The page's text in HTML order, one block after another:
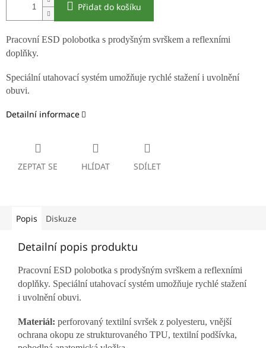
Přidat do košíku
Pracovní ESD polobotka s prodyšným svrškem a reflexními
doplňky.
Speciální utahovací systém umožňuje rychlé stažení i uvolnění
obuvi.
Detailní informace
ZEPTAT SE HLÍDAT SDÍLET
Popis Diskuze
Detailní popis produktu
Pracovní ESD polobotka s prodyšným svrškem a reflexními
doplňky. Speciální utahovací systém umožňuje rychlé stažení
i uvolnění obuvi.
Materiál: perforovaný textilní svršek z polyesteru, vnější
ochrana okopu ze strukturovaného TPU, textilní podšívka,